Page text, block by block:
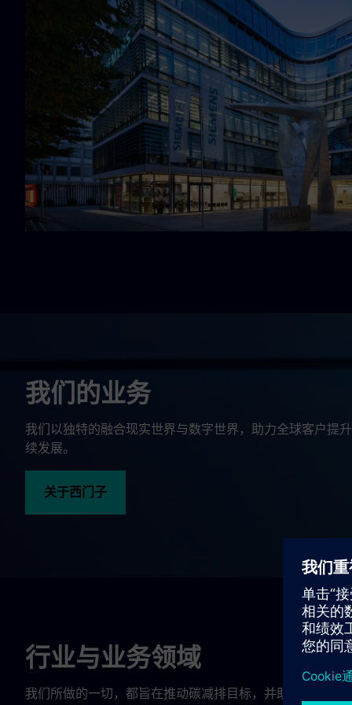
我们的业务
我们以独特的融合现实世界与数字世界，助力全球客户提
续发展。
关于西门子
行业与业务领域
我们所做的一切，都旨在推动碳减排目标，并助力广泛的